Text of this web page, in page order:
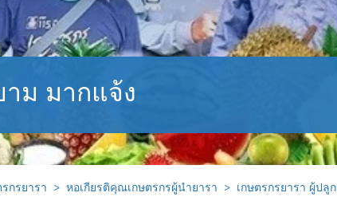
ม มากแจ้ง
รกรยารา หอเกียรติคุณเกษตรกรผู้นำยารา เกษตรกรยารา ผู้ปลู